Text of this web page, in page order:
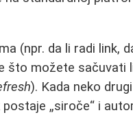
(npr. da li radi link,
što možete sačuvati
). Kada neko
„siroče“ i